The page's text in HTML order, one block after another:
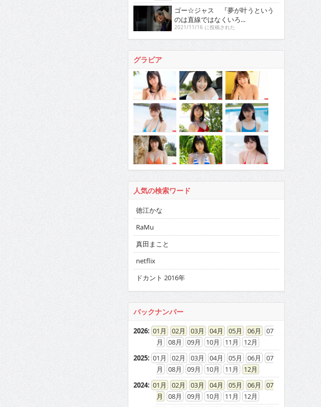
ゴー☆ジャス 『夢が叶うという
のは直線ではなくいろ...
2021/11/16 に投稿された
グラビア
人気の検索ワード
徳江かな
RaMu
真田まこと
netflix
ドカント 2016年
バックナンバー
2026: 01 02 03 04 05 06
07
08
09 10 11
12
2025: 01 02 03 04 05 06
07
08
09 10 11
12
2024: 01 02 03 04 05 06
07
08
09 10 11
12